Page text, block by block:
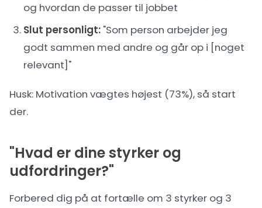
og hvordan de passer til jobbet
Slut personligt: "Som person arbejder jeg
godt sammen med andre og går op i [noget
relevant]"
Husk: Motivation vægtes højest (73%), så start
der.
"Hvad er dine styrker og
udfordringer?"
Forbered dig på at fortælle om 3 styrker og 3